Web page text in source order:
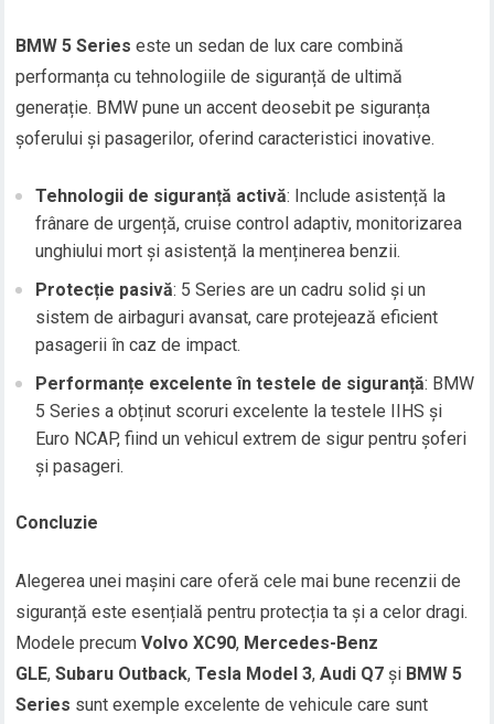
BMW 5 Series este un sedan de lux care combină
performanța cu tehnologiile de siguranță de ultimă
generație. BMW pune un accent deosebit pe siguranța
șoferului și pasagerilor, oferind caracteristici inovative.
Tehnologii de siguranță activă: Include asistență la
frânare de urgență, cruise control adaptiv, monitorizarea
unghiului mort și asistență la menținerea benzii.
Protecție pasivă: 5 Series are un cadru solid și un
sistem de airbaguri avansat, care protejează eficient
pasagerii în caz de impact.
Performanțe excelente în testele de siguranță: BMW
5 Series a obținut scoruri excelente la testele IIHS și
Euro NCAP, fiind un vehicul extrem de sigur pentru șoferi
și pasageri.
Concluzie
Alegerea unei mașini care oferă cele mai bune recenzii de
siguranță este esențială pentru protecția ta și a celor dragi.
Modele precumVolvo XC90, Mercedes-Benz
GLE,Subaru Outback,Tesla Model 3,Audi Q7 și BMW 5
Series sunt exemple excelente de vehicule care sunt